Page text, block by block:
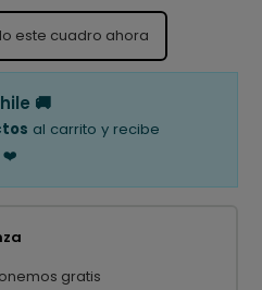
este cuadro ahora
🚚
al carrito y recibe
❤️
gratis